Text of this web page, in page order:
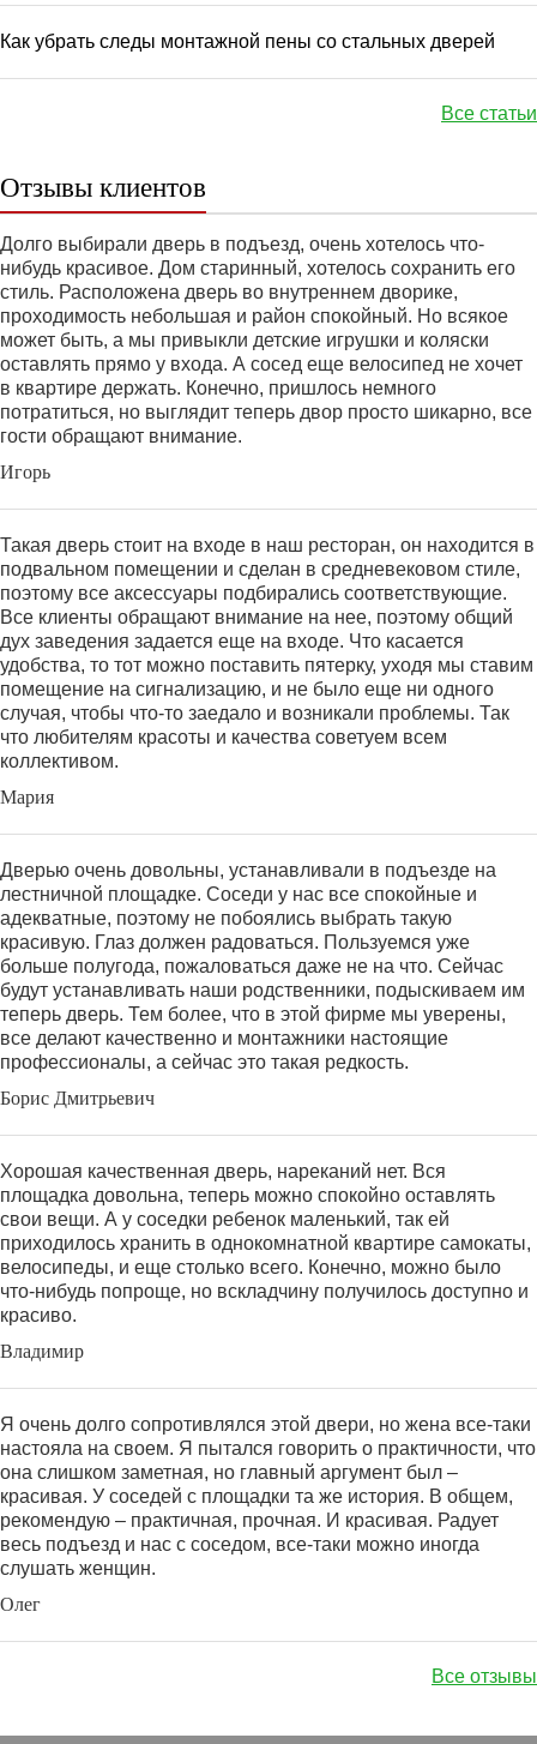
Как убрать следы монтажной пены со стальных дверей
Все статьи
Отзывы клиентов
Долго выбирали дверь в подъезд, очень хотелось что-
нибудь красивое. Дом старинный, хотелось сохранить его
стиль. Расположена дверь во внутреннем дворике,
проходимость небольшая и район спокойный. Но всякое
может быть, а мы привыкли детские игрушки и коляски
оставлять прямо у входа. А сосед еще велосипед не хочет
в квартире держать. Конечно, пришлось немного
потратиться, но выглядит теперь двор просто шикарно, все
гости обращают внимание.
Игорь
Такая дверь стоит на входе в наш ресторан, он находится в
подвальном помещении и сделан в средневековом стиле,
поэтому все аксессуары подбирались соответствующие.
Все клиенты обращают внимание на нее, поэтому общий
дух заведения задается еще на входе. Что касается
удобства, то тот можно поставить пятерку, уходя мы ставим
помещение на сигнализацию, и не было еще ни одного
случая, чтобы что-то заедало и возникали проблемы. Так
что любителям красоты и качества советуем всем
коллективом.
Мария
Дверью очень довольны, устанавливали в подъезде на
лестничной площадке. Соседи у нас все спокойные и
адекватные, поэтому не побоялись выбрать такую
красивую. Глаз должен радоваться. Пользуемся уже
больше полугода, пожаловаться даже не на что. Сейчас
будут устанавливать наши родственники, подыскиваем им
теперь дверь. Тем более, что в этой фирме мы уверены,
все делают качественно и монтажники настоящие
профессионалы, а сейчас это такая редкость.
Борис Дмитрьевич
Хорошая качественная дверь, нареканий нет. Вся
площадка довольна, теперь можно спокойно оставлять
свои вещи. А у соседки ребенок маленький, так ей
приходилось хранить в однокомнатной квартире самокаты,
велосипеды, и еще столько всего. Конечно, можно было
что-нибудь попроще, но вскладчину получилось доступно и
красиво.
Владимир
Я очень долго сопротивлялся этой двери, но жена все-таки
настояла на своем. Я пытался говорить о практичности, что
она слишком заметная, но главный аргумент был –
красивая. У соседей с площадки та же история. В общем,
рекомендую – практичная, прочная. И красивая. Радует
весь подъезд и нас с соседом, все-таки можно иногда
слушать женщин.
Олег
Все отзывы